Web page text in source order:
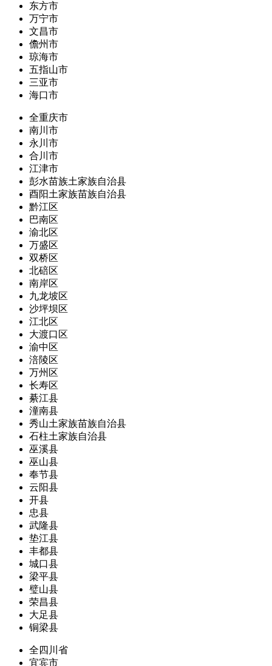
东方市
万宁市
文昌市
儋州市
琼海市
五指山市
三亚市
海口市
全重庆市
南川市
永川市
合川市
江津市
彭水苗族土家族自治县
酉阳土家族苗族自治县
黔江区
巴南区
渝北区
万盛区
双桥区
北碚区
南岸区
九龙坡区
沙坪坝区
江北区
大渡口区
渝中区
涪陵区
万州区
长寿区
綦江县
潼南县
秀山土家族苗族自治县
石柱土家族自治县
巫溪县
巫山县
奉节县
云阳县
开县
忠县
武隆县
垫江县
丰都县
城口县
梁平县
璧山县
荣昌县
大足县
铜梁县
全四川省
宜宾市